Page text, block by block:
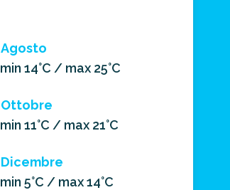
Agosto
min 14°C / max 25°C
Ottobre
min 11°C / max 21°C
Dicembre
min 5°C / max 14°C